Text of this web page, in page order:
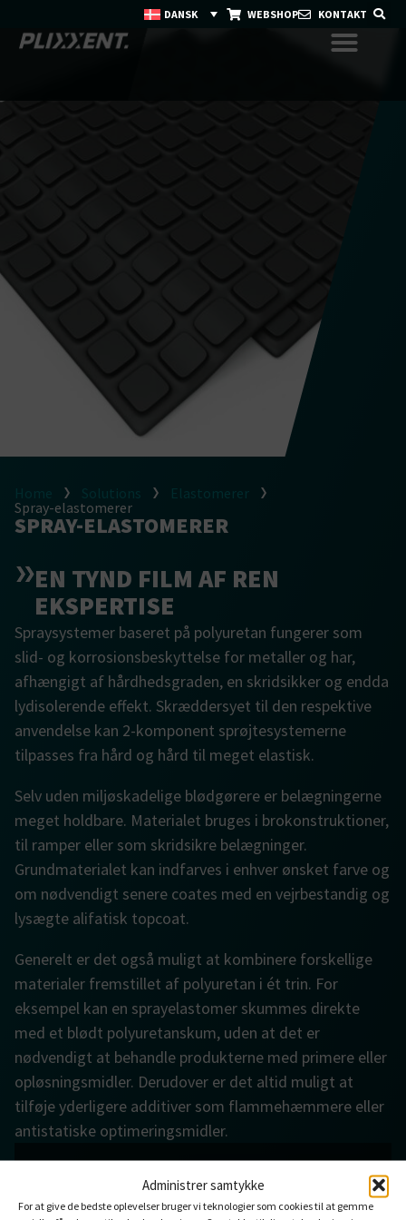
Administrer samtykke
For at give de bedste oplevelser bruger vi teknologier som cookies til at gemme
DANSK WEBSHOP KONTAKT
Solutions
Elastomerer
Spray-elastomerer
SPRAY-ELASTOMERER
EN TYND FILM AF REN
EKSPERTISE
Spraysystemer baseret på polyuretan fungerer som
slid- og korrosionsbeskyttelse for metaller og har,
afhængigt af hårdhedsgraden, en skridsikker og endda
lydisolerende effekt. Skræddersyet til den respektive
anvendelse kan 2-komponent sprøjtesystemerne
tilpasses fra hård og hård til meget elastisk.
Selv uden miljøskadelige blødgørere er belægningerne
meget holdbare. Materialet bruges i brokonstruktioner,
til ramper eller som skridsikre belægninger.
Grundmaterialet kan indfarves i enhver ønsket farve og
om nødvendigt senere coates med en vejrbestandig og
lysægte alifatisk topcoat.
Generelt er det også muligt at kombinere forskellige
materialer fremstillet af polyuretan i ét trin. For
eksempel kan en sprayelastomer skummes direkte
med et blødt polyuretanskum, uden at det er
nødvendigt at behandle produkterne med primere eller
opløsningsmidler. Derudover er det altid muligt at
tilføje yderligere additiver som flammehæmmere eller
antistatiske optimeringsmidler.
PRODUCT TYPE
Fleksibel kompakt